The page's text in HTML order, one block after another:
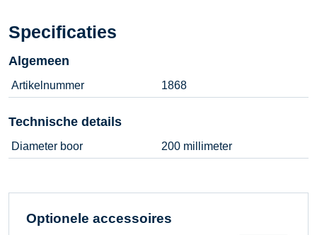
Specificaties
Algemeen
Artikelnummer 1868
Technische details
Diameter boor 200 millimeter
Optionele accessoires